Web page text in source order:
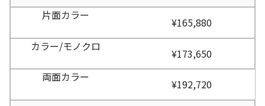
¥165,880
¥173,650
¥192,720